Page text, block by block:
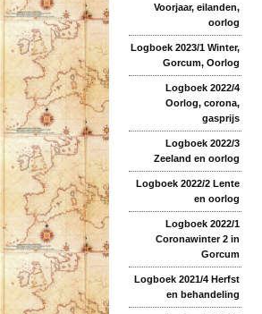
Voorjaar, eilanden,
oorlog
Logboek 2023/1 Winter,
Gorcum, Oorlog
Logboek 2022/4
Oorlog, corona,
gasprijs
Logboek 2022/3
Zeeland en oorlog
Logboek 2022/2 Lente
en oorlog
Logboek 2022/1
Coronawinter 2 in
Gorcum
Logboek 2021/4 Herfst
en behandeling